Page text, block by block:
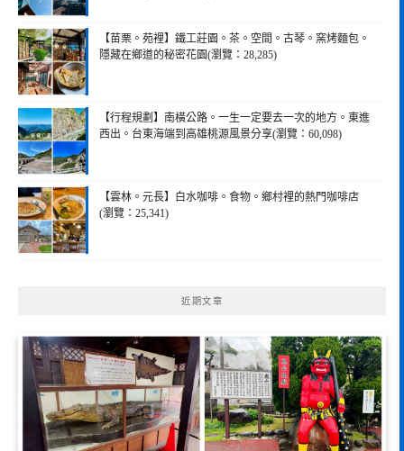
【苗栗。苑裡】鐵工莊園。茶。空間。古琴。窯烤麵包。
隱藏在鄉道的秘密花園(瀏覽：28,285)
【行程規劃】南橫公路。一生一定要去一次的地方。東進
西出。台東海端到高雄桃源風景分享(瀏覽：60,098)
【雲林。元長】白水咖啡。食物。鄉村裡的熱門咖啡店
(瀏覽：25,341)
近期文章